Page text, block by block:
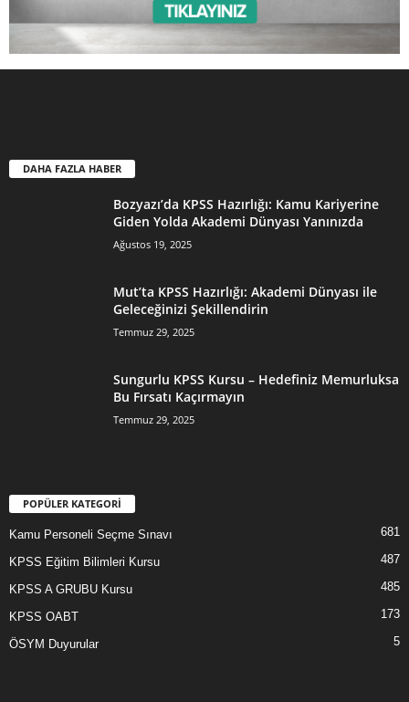
DAHA FAZLA HABER
Bozyazı’da KPSS Hazırlığı: Kamu Kariyerine
Giden Yolda Akademi Dünyası Yanınızda
Ağustos 19, 2025
Mut’ta KPSS Hazırlığı: Akademi Dünyası ile
Geleceğinizi Şekillendirin
Temmuz 29, 2025
Sungurlu KPSS Kursu – Hedefiniz Memurluksa
Bu Fırsatı Kaçırmayın
Temmuz 29, 2025
POPÜLER KATEGORİ
Kamu Personeli Seçme Sınavı 681
KPSS Eğitim Bilimleri Kursu 487
KPSS A GRUBU Kursu 485
KPSS OABT 173
ÖSYM Duyurular 5